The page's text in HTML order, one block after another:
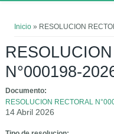
Inicio » RESOLUCION
N°000198-
Documento:
RESOLUCION RECTORAL
14 Abril 2026